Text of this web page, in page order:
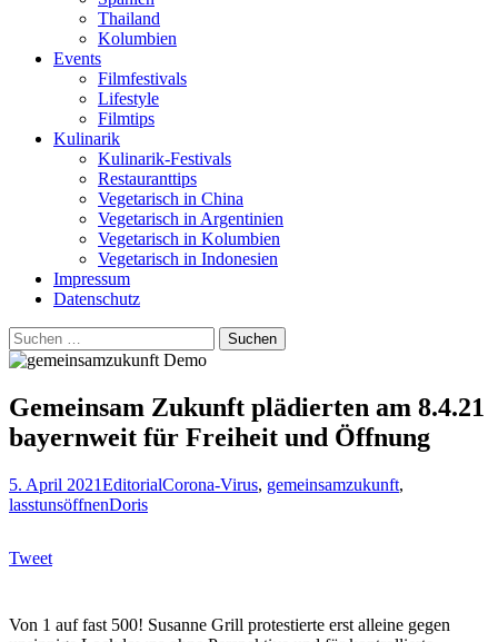
Thailand
Kolumbien
Events
Filmfestivals
Lifestyle
Filmtips
Kulinarik
Kulinarik-Festivals
Restauranttips
Vegetarisch in China
Vegetarisch in Argentinien
Vegetarisch in Kolumbien
Vegetarisch in Indonesien
Impressum
Datenschutz
Suchen
nach:
Gemeinsam Zukunft plädierten am 8.4.21
bayernweit für Freiheit und Öffnung
5. April 2021EditorialCorona-Virus, gemeinsamzukunft,
lasstunsöffnenDoris
Tweet
Von 1 auf fast 500! Susanne Grill protestierte erst alleine gegen